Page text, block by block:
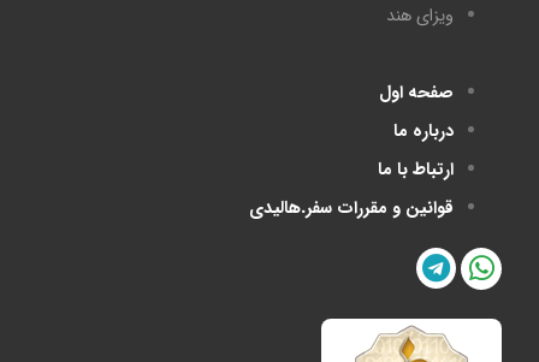
ویزای هند
صفحه اول
درباره ما
ارتباط با ما
قوانین و مقررات سفر.هالیدی